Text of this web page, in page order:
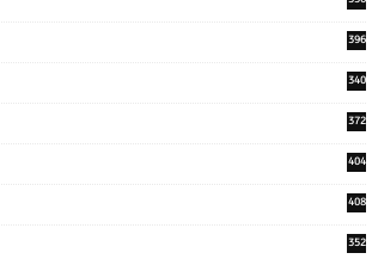
396
340
372
404
408
352